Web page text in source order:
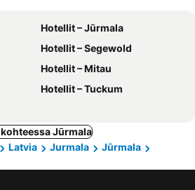
Hotellit – Jūrmala
Hotellit – Segewold
Hotellit – Mitau
Hotellit – Tuckum
Jūrmala
Latvia Jurmala
Jūrmala